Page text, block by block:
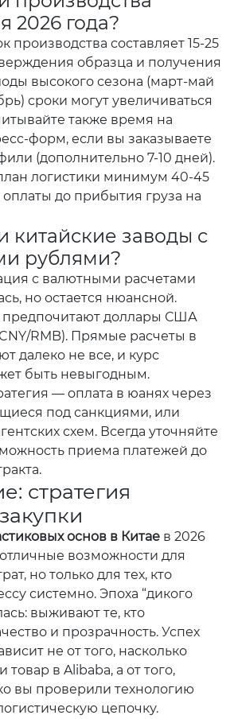
2026 года?
производства составляет 15-25
образца и получения
высокого сезона (март-май
сроки могут увеличиваться
также время на
форм, если вы заказываете
(дополнительно 7-10 дней).
логистики минимум 40-45
до прибытия груза на
китайские заводы с
рублями?
с валютными расчетами
но остается нюансной.
доллары США
RMB). Прямые расчеты в
далеко не все, и курс
быть невыгодным.
— оплата в юанях через
под санкциями, или
схем. Всегда уточняйте
приема платежей до
стратегия
основ в Китае в 2026
возможности для
но только для тех, кто
системно. Эпоха “дикого
выживают те, кто
и прозрачность. Успех
не от того, насколько
в Alibaba, а от того,
вы проверили технологию
цепочку.